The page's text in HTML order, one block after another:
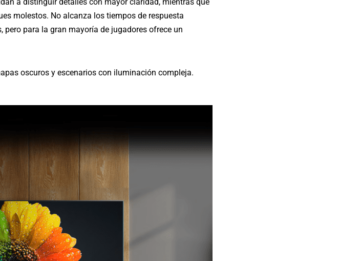
molestos. No alcanza los tiempos de respuesta
pero para la gran mayoría de jugadores ofrece un
oscuros y escenarios con iluminación compleja.